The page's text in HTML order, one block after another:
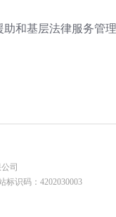
和基层法律服务管理
司
标识码：4202030003